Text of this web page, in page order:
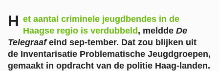
H et aantal criminele jeugdbendes in de
Haagse regio is verdubbeld, meldde De
Telegraafeind sep-tember. Dat zou blijken uit
de Inventarisatie Problematische Jeugdgroepen,
gemaakt in opdracht van de politie Haag-landen.